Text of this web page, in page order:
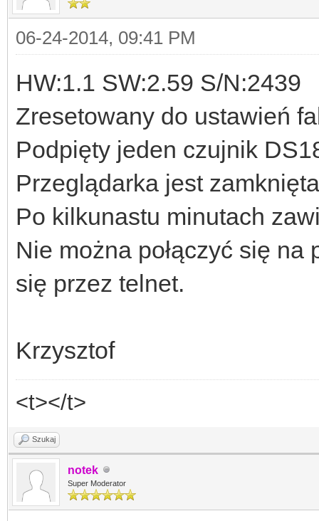
06-24-2014, 09:41 PM
HW:1.1 SW:2.59 S/N:2439
Zresetowany do ustawień
Podpięty jeden czujnik
Przeglądarka jest
Po kilkunastu minutach
Nie można połączyć się na
się przez telnet.
Krzysztof
<t></t>
Szukaj
notek
Super Moderator